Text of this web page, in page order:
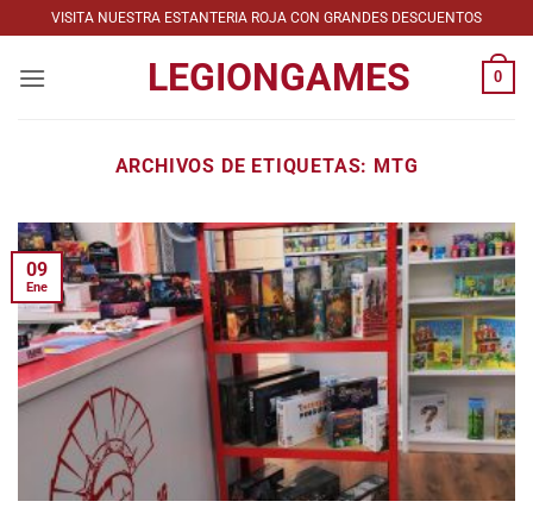
al
contenido
VISITA NUESTRA ESTANTERIA ROJA CON GRANDES DESCUENTOS
LEGIONGAMES 0
ARCHIVOS DE ETIQUETAS: MTG
09
Ene